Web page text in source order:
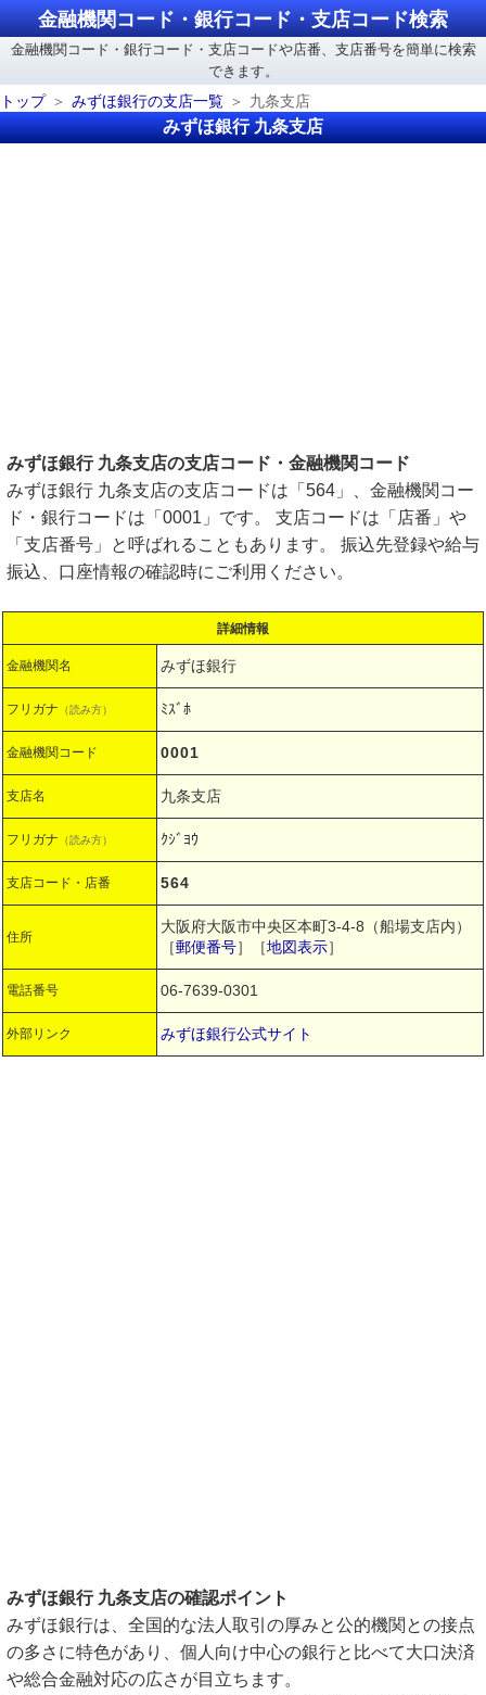
金融機関コード・銀行コード・支店コード検索
金融機関コード・銀行コード・支店コードや店番、支店番号を簡単に検索
できます。
トップ
みずほ銀行の支店一覧 九条支店
みずほ銀行 九条支店
みずほ銀行 九条支店の支店コード・金融機関コード
みずほ銀行 九条支店の支店コードは「564」、金融機関コー
ド・銀行コードは「0001」です。 支店コードは「店番」や
「支店番号」と呼ばれることもあります。 振込先登録や給与
振込、口座情報の確認時にご利用ください。
詳細情報
金融機関名 みずほ銀行
フリガナ （読み方） ﾐｽﾞﾎ
金融機関コード 0001
支店名 九条支店
フリガナ （読み方） ｸｼﾞﾖｳ
支店コード・店番 564
住所
大阪府大阪市中央区本町3-4-8（船場支店内）
［郵便番号］［地図表示］
電話番号 06-7639-0301
外部リンク みずほ銀行公式サイト
みずほ銀行 九条支店の確認ポイント
みずほ銀行は、全国的な法人取引の厚みと公的機関との接点
の多さに特色があり、個人向け中心の銀行と比べて大口決済
や総合金融対応の広さが目立ちます。